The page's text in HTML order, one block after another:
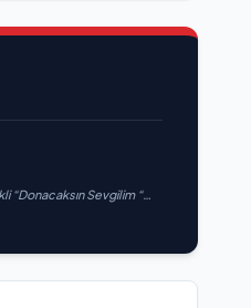
“Donacaksın Sevgilim “